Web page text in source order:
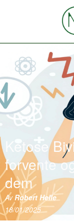
Ketose
forvente
dem
AvRobert Helle
18/01/2025